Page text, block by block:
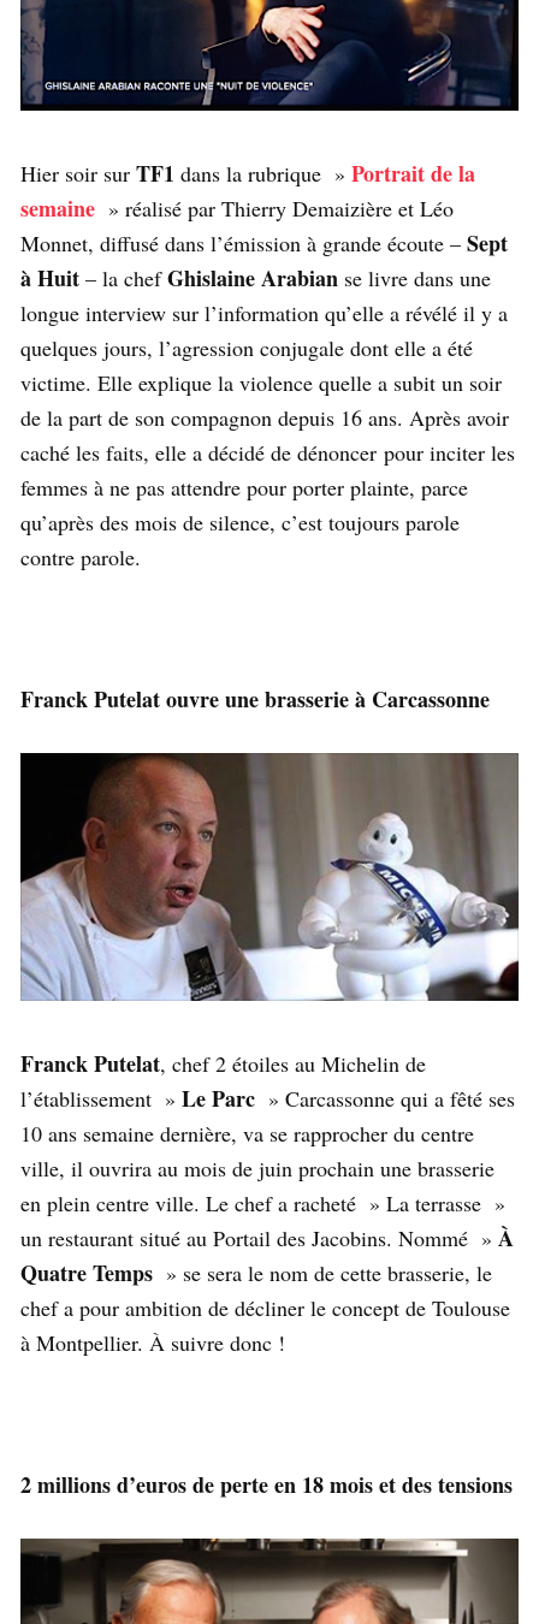
Hier soir sur TF1 dans la rubrique » Portrait de la
semaine » réalisé par Thierry Demaizière et Léo
Monnet, diffusé dans l’émission à grande écoute – Sept
à Huit – la chefGhislaine Arabian se livre dans une
longue interview sur l’information qu’elle a révélé il y a
quelques jours, l’agression conjugale dont elle a été
victime. Elle explique la violence quelle a subit un soir
de la part de son compagnon depuis 16 ans. Après avoir
caché les faits, elle a décidé de dénoncer pour inciter les
femmes à ne pas attendre pour porter plainte, parce
qu’après des mois de silence, c’est toujours parole
contre parole.
Franck Putelat ouvre une brasserie à Carcassonne
Franck Putelat, chef 2 étoiles au Michelin de
l’établissement » Le Parc » Carcassonne qui a fêté ses
10 ans semaine dernière, va se rapprocher du centre
ville, il ouvrira au mois de juin prochain une brasserie
en plein centre ville. Le chef a racheté » La terrasse »
un restaurant situé au Portail des Jacobins. Nommé » À
Quatre Temps » se sera le nom de cette brasserie, le
chef a pour ambition de décliner le concept de Toulouse
à Montpellier. À suivre donc !
2 millions d’euros de perte en 18 mois et des tensions